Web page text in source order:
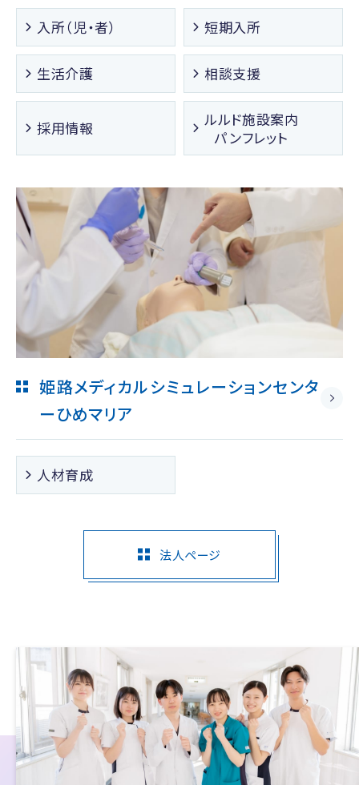
入所（児・者） 短期入所
生活介護 相談支援
採用情報
ルルド施設案内
パンフレット
姫路メディカルシミュレーションセンタ
ーひめマリア
人材育成
法人ページ